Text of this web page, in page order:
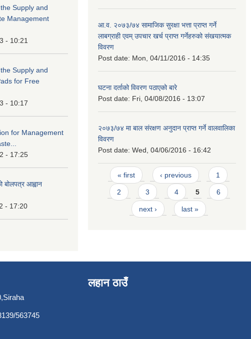
Supply and
Management
- 10:21
Supply and
for Free
- 10:17
for Management
- 17:25
बोलपत्र आह्वान
- 17:20
आ.व. २०७३/७४ सामाजिक सुरक्षा भत्ता प्राप्त गर्ने
लाबग्राही एवम् उपचार खर्च प्राप्त गर्नेहरुको संखयात्मक
विवरण
Post date: Mon, 04/11/2016 - 14:35
घटना दर्ताको विवरण पठाएको बारे
Post date: Fri, 04/08/2016 - 13:07
२०७३/७४ मा बाल संरक्षण अनुदान प्राप्त गर्ने वालवालिका
विवरण
Post date: Wed, 04/06/2016 - 16:42
Pages
« first ‹ previous 1
2 3 4 5 6
next › last »
563745
लहान ठाउँ